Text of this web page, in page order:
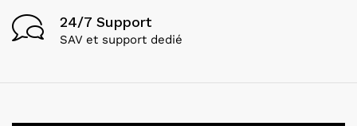
24/7 Support
SAV et support dedié